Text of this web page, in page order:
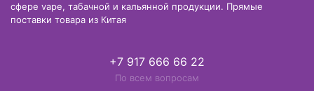
сфере vape, табачной и кальянной продукции. Прямые
поставки товара из Китая
+7 917 666 66 22
По всем вопросам